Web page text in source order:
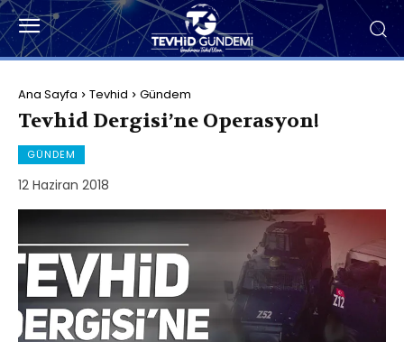
Ana Sayfa Tevhid Gündem
Tevhid Dergisi’ne Operasyon!
GÜNDEM
12 Haziran 2018